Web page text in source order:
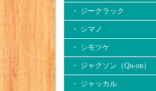
・ ジークラック
・ シマノ
・ シモツケ
・ ジャクソン（Qu-on）
・ ジャッカル